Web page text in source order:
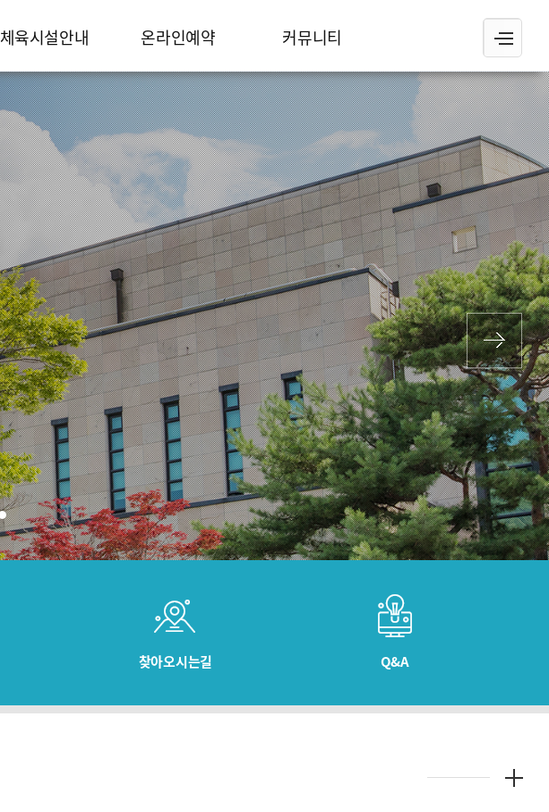
체육시설안내
시설물현황
천연잔디운동장
인조잔디운동장
체육관
테니스장
다목적구장
온라인예약
문화예술시설 대관예약
체육시설 예약안내
커뮤니티
공지사항
자료실
Q&A
포토갤러리
찾아오시는길 Q&A